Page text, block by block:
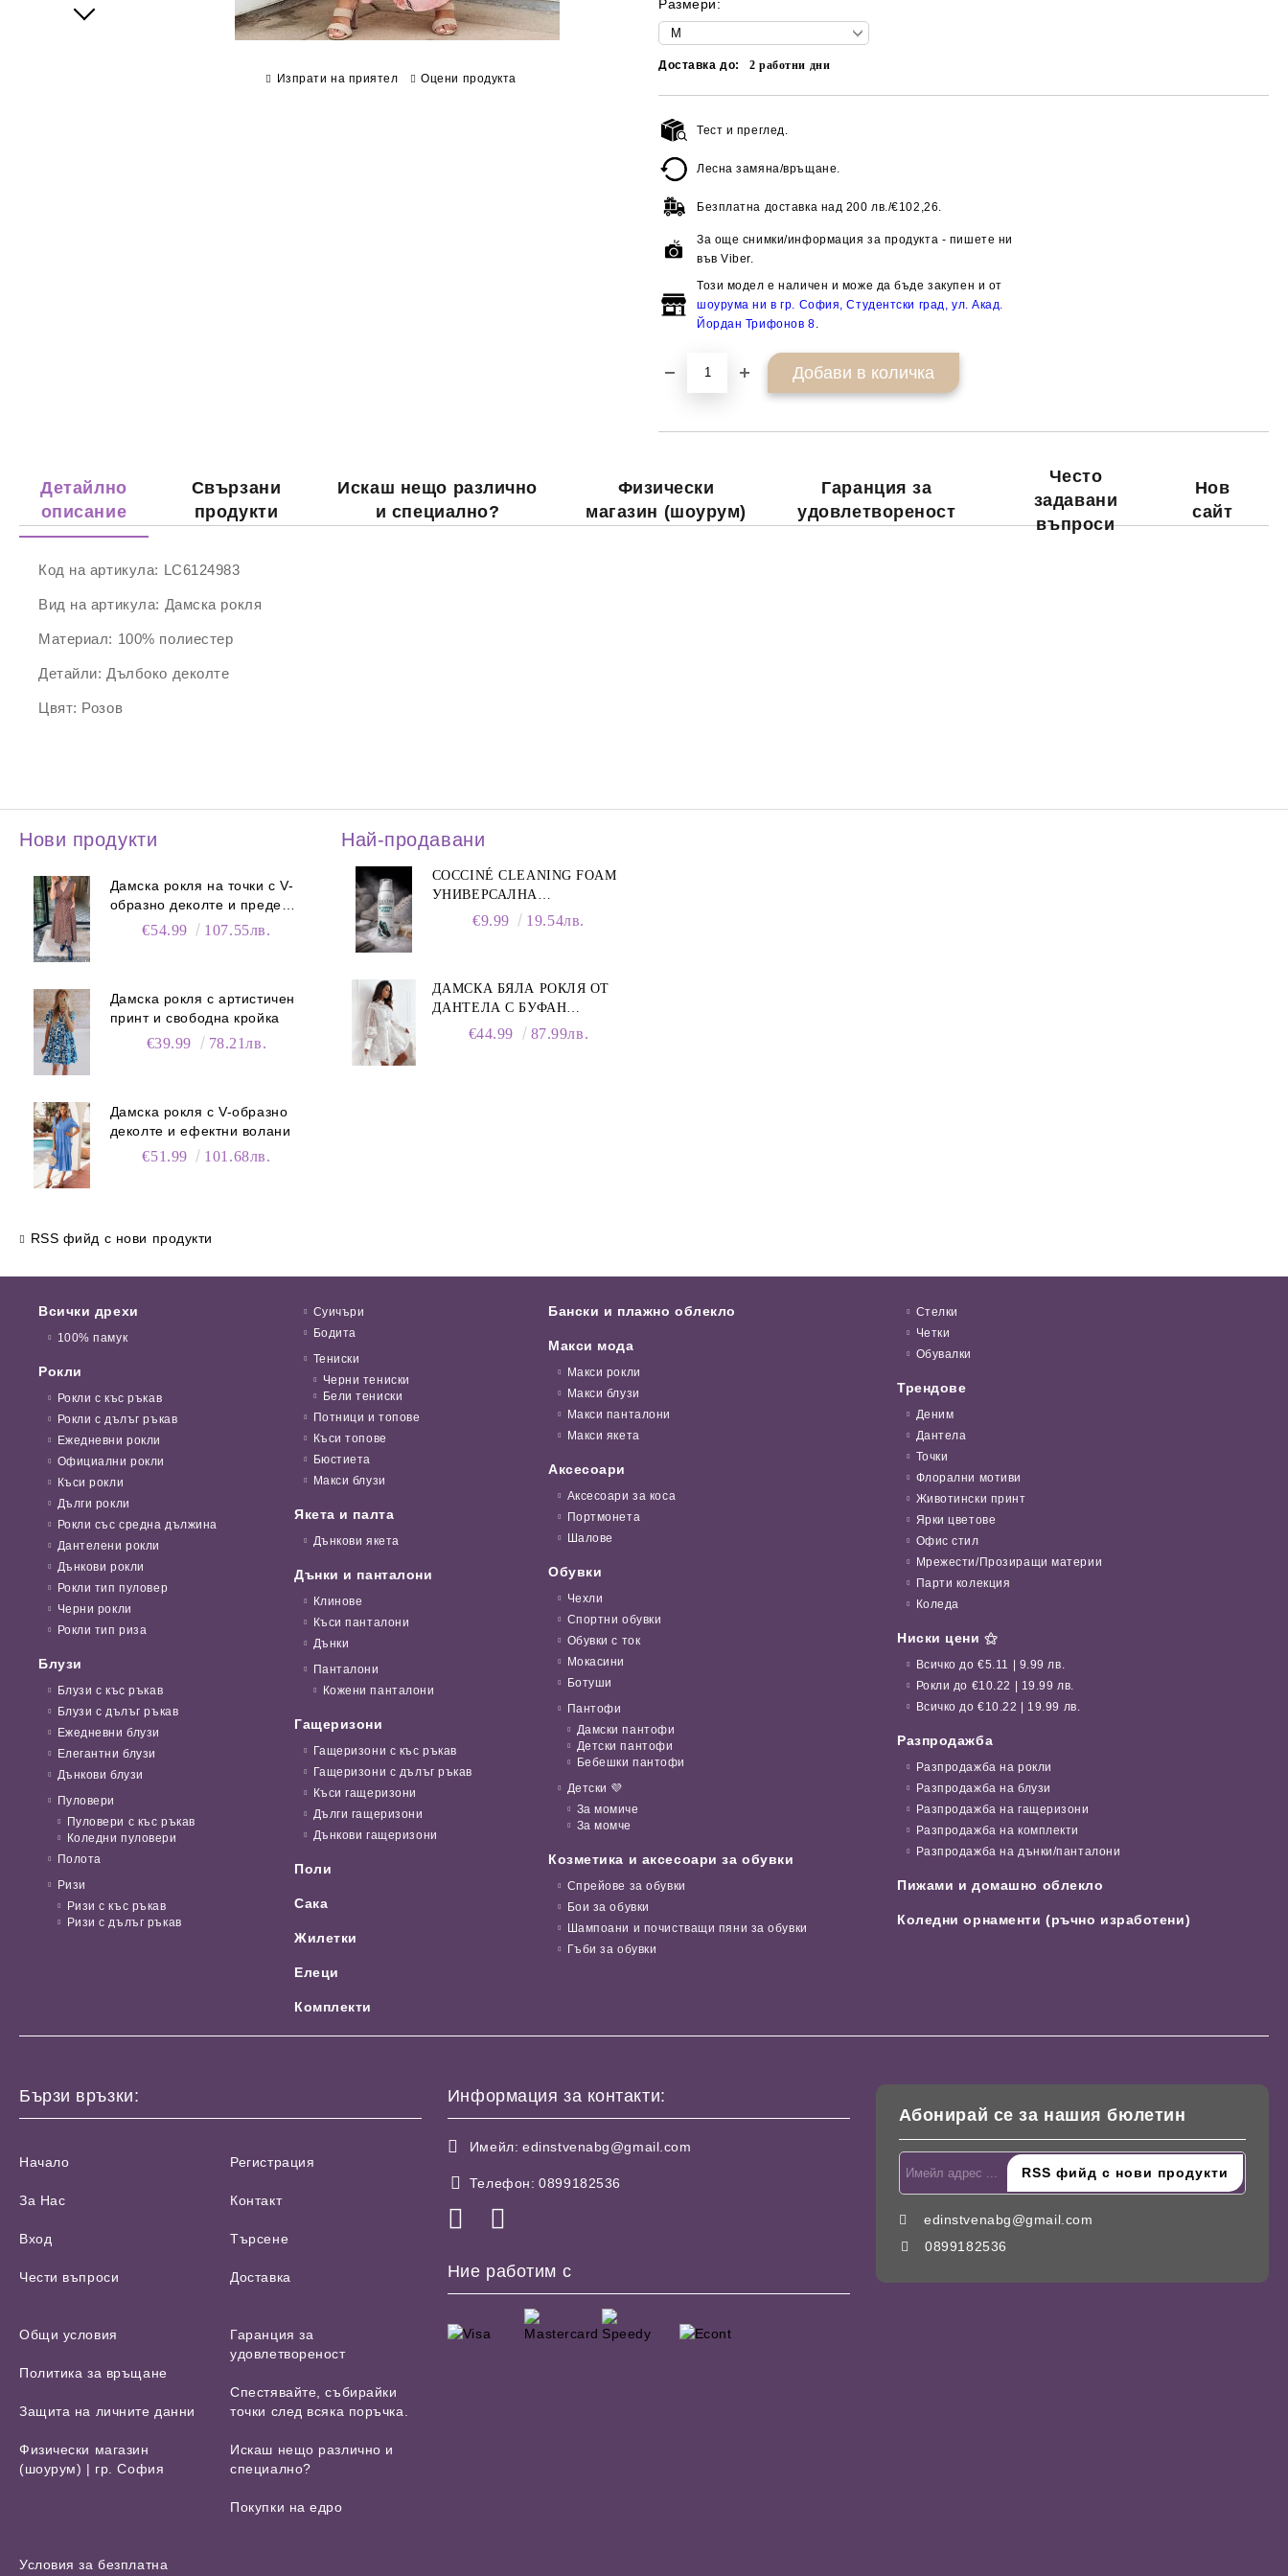
Размери:
Доставка до: 2работни дни
Тест и преглед.
Лесна замяна/връщане.
Безплатна доставка над 200 лв./€102,26.
За още снимки/информация за продукта - пишете ни
във Viber.
Този модел е наличен и може да бъде закупен и от
шоурума ни в гр. София, Студентски град, ул. Акад.
Йордан Трифонов 8
Изпрати на приятел Оцени продукта
Детайлно
описание
Свързани
продукти
Искаш нещо различно
и специално?
Физически
магазин (шоурум)
Гаранция за
удовлетвореност
Често
задавани
въпроси
Нов
сайт
Код на артикула: LC6124983
Вид на артикула: Дамска рокля
Материал: 100% полиестер
Детайли: Дълбоко деколте
Цвят: Розов
Нови продукти
Дамска рокля на точки с V-
образно деколте и преден
€54.99 107.55лв.
Дамска рокля с артистичен
принт и свободна кройка
€39.99 78.21лв.
Дамска рокля с V-образно
деколте и ефектни волани
€51.99 101.68лв.
RSS фийд с нови продукти
Най-продавани
COCCINÉ CLEANING FOAM
УНИВЕРСАЛНА
ПОЧИСТВАЩА ПЯНА ЗА
€9.99 19.54лв.
ДАМСКА БЯЛА РОКЛЯ ОТ
ДАНТЕЛА С БУФАН
РЪКАВИ И ЯКА
€44.99 87.99лв.
Всички дрехи
100% памук
Рокли
Рокли с къс ръкав
Рокли с дълъг ръкав
Ежедневни рокли
Официални рокли
Къси рокли
Дълги рокли
Рокли със средна дължина
Дантелени рокли
Дънкови рокли
Рокли тип пуловер
Черни рокли
Рокли тип риза
Блузи
Блузи с къс ръкав
Блузи с дълъг ръкав
Ежедневни блузи
Елегантни блузи
Дънкови блузи
Пуловери
Пуловери с къс ръкав
Коледни пуловери
Полота
Ризи
Ризи с къс ръкав
Ризи с дълъг ръкав
Суичъри
Бодита
Тениски
Черни тениски
Бели тениски
Потници и топове
Къси топове
Бюстиета
Макси блузи
Якета и палта
Дънкови якета
Дънки и панталони
Клинове
Къси панталони
Дънки
Панталони
Кожени панталони
Гащеризони
Гащеризони с къс ръкав
Гащеризони с дълъг ръкав
Къси гащеризони
Дълги гащеризони
Дънкови гащеризони
Поли
Сака
Жилетки
Елеци
Комплекти
Бански и плажно облекло
Макси мода
Макси рокли
Макси блузи
Макси панталони
Макси якета
Аксесоари
Аксесоари за коса
Портмонета
Шалове
Обувки
Чехли
Спортни обувки
Обувки с ток
Мокасини
Ботуши
Пантофи
Дамски пантофи
Детски пантофи
Бебешки пантофи
Детски 💜
За момиче
За момче
Козметика и аксесоари за обувки
Спрейове за обувки
Бои за обувки
Шампоани и почистващи пяни за обувки
Гъби за обувки
Стелки
Четки
Обувалки
Трендове
Деним
Дантела
Точки
Флорални мотиви
Животински принт
Ярки цветове
Офис стил
Мрежести/Прозиращи материи
Парти колекция
Коледа
Ниски цени ⚝
Всичко до €5.11 | 9.99 лв.
Рокли до €10.22 | 19.99 лв.
Всичко до €10.22 | 19.99 лв.
Разпродажба
Разпродажба на рокли
Разпродажба на блузи
Разпродажба на гащеризони
Разпродажба на комплекти
Разпродажба на дънки/панталони
Пижами и домашно облекло
Коледни орнаменти (ръчно изработени)
Бързи връзки:
Начало
За Нас
Вход
Чести въпроси
Регистрация
Контакт
Търсене
Доставка
Общи условия
Политика за връщане
Защита на личните данни
Физически магазин
(шоурум) | гр. София
Гаранция за
удовлетвореност
Спестявайте, събирайки
точки след всяка поръчка.
Искаш нещо различно и
специално?
Покупки на едро
Условия за безплатна
Информация за контакти:
Имейл: edinstvenabg@gmail.com
Телефон: 0899182536
Ние работим с
Абонирай се за нашия бюлетин
edinstvenabg@gmail.com
0899182536